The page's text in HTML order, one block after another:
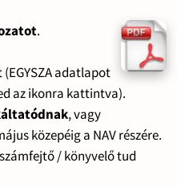
.
adatlapot
az ikonra kattintva).
, vagy
közepéig a NAV részére.
/ könyvelő tud